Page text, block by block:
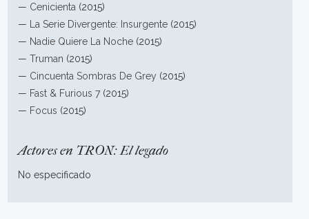
— Cenicienta (2015)
—
La Serie Divergente: Insurgente (2015)
— Nadie Quiere La Noche (2015)
—Truman (2015)
— Cincuenta Sombras De Grey (2015)
— Fast & Furious 7 (2015)
— Focus (2015)
Actores en TRON: El legado
No especificado